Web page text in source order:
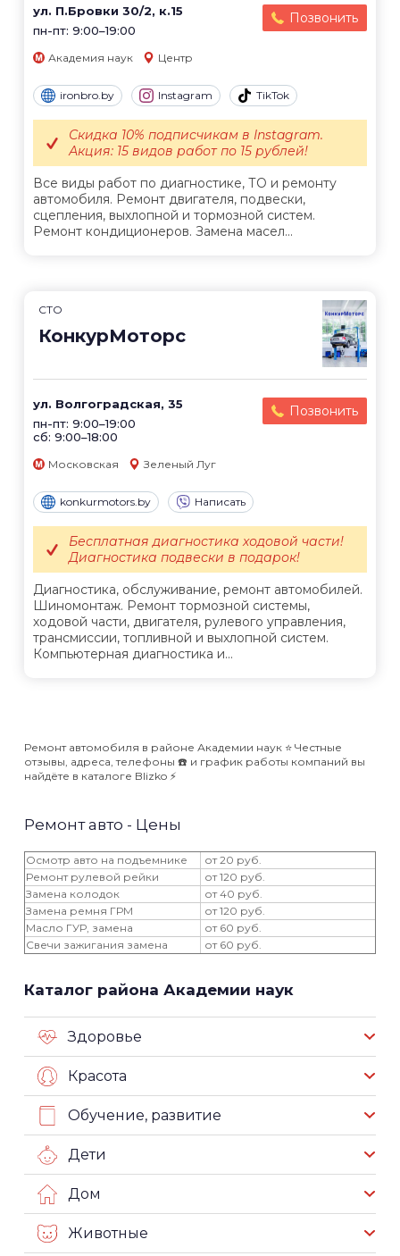
ул. П.Бровки 30/2, к.15
пн-пт: 9:00–19:00
Позвонить
Академия наук Центр
ironbro.by Instagram TikTok
Все виды работ по диагностике, ТО и ремонту
автомобиля. Ремонт двигателя, подвески,
сцепления, выхлопной и тормозной систем.
Ремонт кондиционеров. Замена масел...
Скидка 10% подписчикам в Instagram.
Акция: 15 видов работ по 15 рублей!
СТО
КонкурМоторс
ул. Волгоградская, 35
пн-пт: 9:00–19:00
сб: 9:00–18:00
Позвонить
Московская Зеленый Луг
konkurmotors.by Написать
Диагностика, обслуживание, ремонт автомобилей.
Шиномонтаж. Ремонт тормозной системы,
ходовой части, двигателя, рулевого управления,
трансмиссии, топливной и выхлопной систем.
Компьютерная диагностика и...
Бесплатная диагностика ходовой части!
Диагностика подвески в подарок!
Ремонт автомобиля в районе Академии наук ⭐️ Честные
отзывы, адреса, телефоны ☎️ и график работы компаний вы
найдёте в каталоге Blizko ⚡️
Ремонт авто - Цены
Осмотр авто на подъемнике
от 20 руб.
Ремонт рулевой рейки
от 120 руб.
Замена колодок
от 40 руб.
Замена ремня ГРМ
от 120 руб.
Масло ГУР, замена
от 60 руб.
Свечи зажигания замена
от 60 руб.
Каталог района Академии наук
Здоровье
Красота
Обучение, развитие
Дети
Дом
Животные